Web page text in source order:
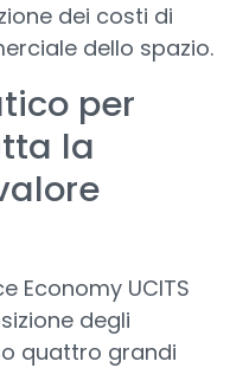
dei costi di
dello spazio.
per
la
Economy UCITS
degli
quattro grandi